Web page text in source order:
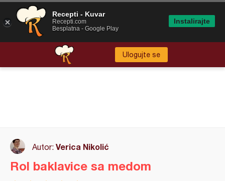
Ulogujte se
Autor: Verica Nikolić
Rol baklavice sa medom
Recepti - Kuvar
Recepti.com
Besplatna - Google Play
Instalirajte